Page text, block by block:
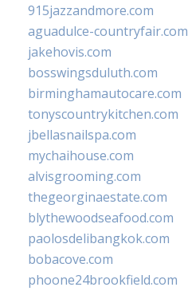
915jazzandmore.com
aguadulce-countryfair.com
jakehovis.com
bosswingsduluth.com
birminghamautocare.com
tonyscountrykitchen.com
jbellasnailspa.com
mychaihouse.com
alvisgrooming.com
thegeorginaestate.com
blythewoodseafood.com
paolosdelibangkok.com
bobacove.com
phoone24brookfield.com